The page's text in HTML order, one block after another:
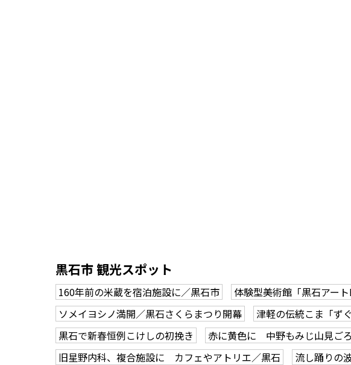
黒石市 観光スポット
160年前の米蔵を宿泊施設に／黒石市
体験型美術館「黒石アー
ソメイヨシノ満開／黒石さくらまつり開幕
津軽の伝統こま「ず
黒石で新春恒例こけしの初挽き
赤に黄色に 中野もみじ山見ご
旧星野内科、複合施設に カフェやアトリエ／黒石
流し踊りの